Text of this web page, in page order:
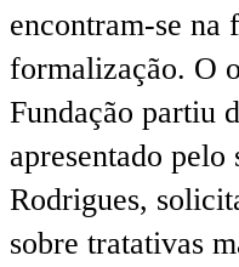
encontram-se na
formalização. O
Fundação partiu
apresentado
Rodrigues,
sobre tratativas